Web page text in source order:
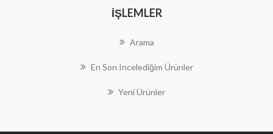
İŞLEMLER
Arama
En Son Incelediğim Ürünler
Yeni Ürünler